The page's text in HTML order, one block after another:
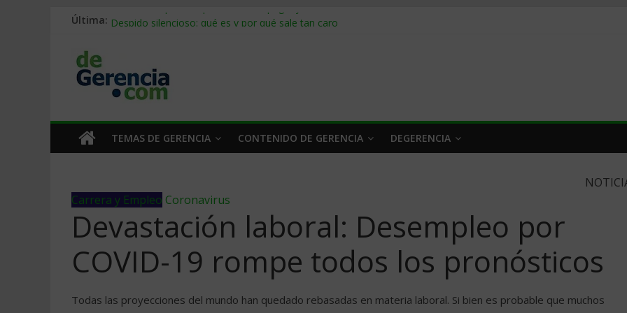
Última: Stablecoins para empresas: cómo pagar y cobrar en 2026
Trabajo forzoso en la cadena de suministro: qué hacer
Mercado hispano de EE. UU.: cómo segmentarlo y venderle
TEMAS DE GERENCIA CONTENIDO DE GERENCIA DEGERENCIA
Carrera y Empleo Coronavirus
Devastación laboral: Desempleo por
COVID-19 rompe todos los pronósticos
Todas las proyecciones del mundo han quedado rebasadas en materia laboral. Si bien es probable que muchos